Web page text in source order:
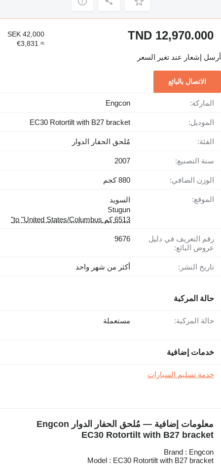
TND 12,970.000
SEK 42,000
≈ €3,831
أرسل إشعار عند تغير السعر
الاتصال بالبائع
الماركة: Engcon
الموديل: EC30 Rotortilt with B27 bracket
الفئة: مُلحق الحفار الدوار
سنة التصنيع: 2007
الوزن الصافي: 880 كجم
الموقع:
السويد
Stugun
6513 كم to "United States/Columbus"
رقم التعريف في دليل
عروض البائع:
9676
تاريخ النشر: أكثر من شهر واحد
حالة المركبة
حالة المركبة: مستعملة
خدمات إضافية
خدمة تسليم السيارات
معلومات إضافية — مُلحق الحفار الدوار Engcon
EC30 Rotortilt with B27 bracket
Brand : Engcon
Model : EC30 Rotortilt with B27 bracket